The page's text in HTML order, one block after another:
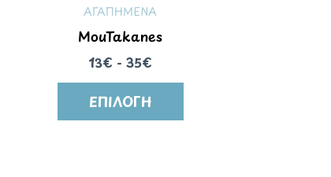
ΑΓΑΠΗΜΕΝΑ
MouTakanes
13€ - 35€
ΕΠΙΛΟΓΉ